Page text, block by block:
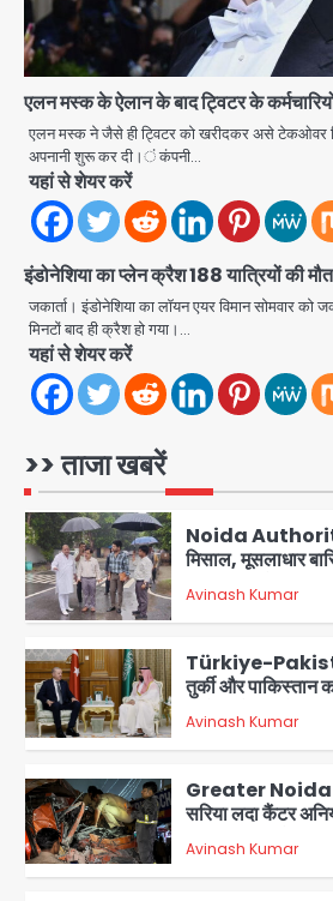
एलन मस्क के ऐलान के बाद ट्विटर के
एलन मस्क ने जैसे ही ट्विटर को खरीदकर असे टेकओवर
अपनानी शुरू कर दी।ं कंपनी…
यहां से शेयर करें
इंडोनेशिया का प्लेन क्रैश 188 यात्रियों की
जकार्ता। इंडोनेशिया का लॉयन एयर विमान सोमवार
मिनटों बाद ही क्रैश हो गया।…
यहां से शेयर करें
>> ताजा खबरें
3
Türkiye-
तुर्की और पाकिस्तान
जानें इसके मायने
4
Greater Noida
किराना दुकान में ,
Avinash Kumar
5
DC Movie
एक्टिंग डेब्यू फिल्म
स्क्रीनप्ले में कमजोर,
Avinash Kumar
1
Felix Hospital
2
Noida Authority:
मिसाल, मूसलाधार
प्राधिकरण ने संभाला
आरडब्ल्यूए ने जताया
Avinash Kumar
3
Türkiye-
तुर्की और पाकिस्तान
जानें इसके मायने
Avinash Kumar
4
Greater
सरिया लदा कैंटर
किराना दुकान में ,
Avinash Kumar